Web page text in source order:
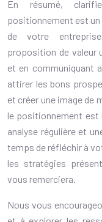
En résumé,
positionnement est
de votre
proposition de valeur
et en communiquant
attirer les bons
et créer une image de
le positionnement est
analyse régulière et
temps de réfléchir à
les stratégies
vous remerciera.
Nous vous